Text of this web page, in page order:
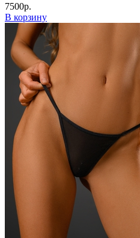
7500р.
В корзину